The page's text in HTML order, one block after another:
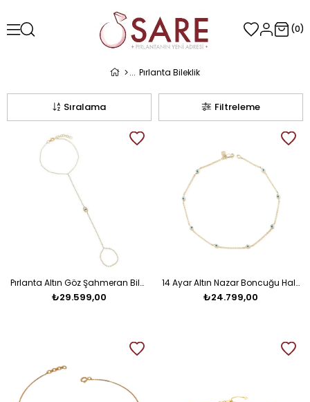
0
Pırlanta Bileklik
Filtreleme
Sıralama
Pırlanta Altın Göz Şahmeran Bileklik
₺29.599,00
14 Ayar Altın Nazar Boncuğu Halhal
₺24.799,00